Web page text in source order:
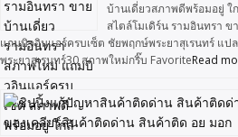
บ้านเดี่ยวสภาพดีพร้อมอยู่
สไตล์โมเดิร์น รามอินทรา
แถมบิวอินแอร์ครบเซ็ต ชัยพฤกษ์พระยาสุเรนทร์ แป
พระยาสุเรนทร์30 สภาพใหม่กริ๊บ FavoriteRead